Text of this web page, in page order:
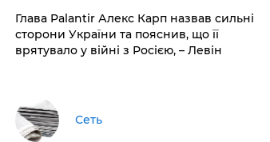
Глава Palantir Алекс Карп назвав сильні
сторони України та пояснив, що її
врятувало у війні з Росією, – Левін
Сеть